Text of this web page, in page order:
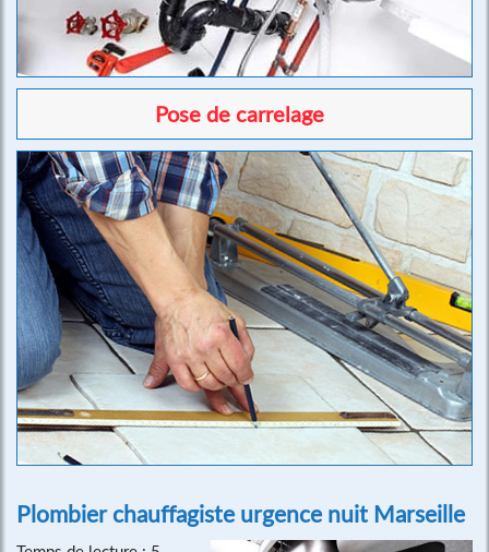
Pose de carrelage
Plombier chauffagiste urgence nuit Marseille